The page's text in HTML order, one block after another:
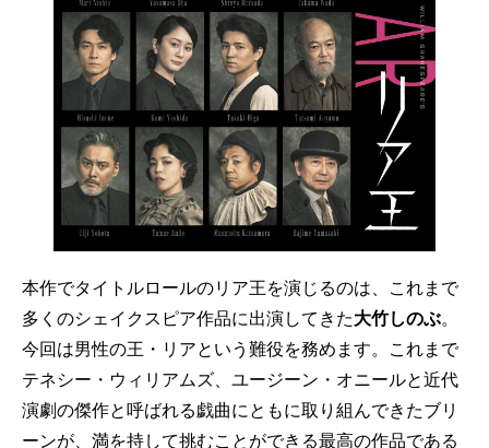
本作でタイトルロールのリア王を演じるのは、これまで
多くのシェイクスピア作品に出演してきた大竹しのぶ。
今回は男性の王・リアという難役を務めます。これまで
テネシー・ウィリアムズ、ユージーン・オニールと近代
演劇の傑作と呼ばれる戯曲にともに取り組んできたブリ
ーンが、満を持して挑むことができる最高の作品である